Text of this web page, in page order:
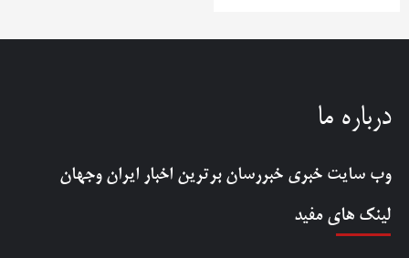
درباره ما
وب سایت خبری خبررسان برترین اخبار ایران وجهان
لینک های مفید